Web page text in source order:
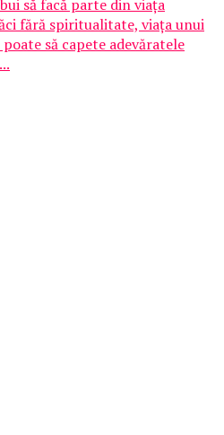
să facă parte din viața
fără spiritualitate, viața unui
să capete adevăratele